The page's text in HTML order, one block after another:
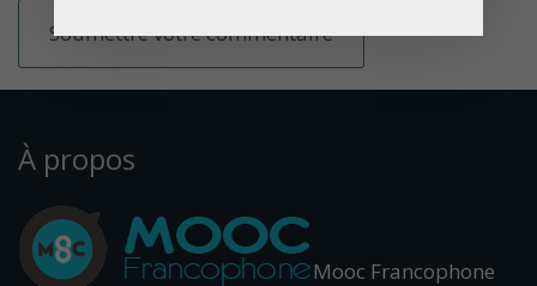
À propos
Mooc Francophone